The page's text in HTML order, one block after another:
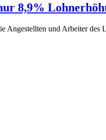
8,9%
und Arbeiter